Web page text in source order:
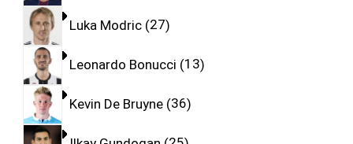
Luka Modric 27
Leonardo Bonucci 13
Kevin De Bruyne 36